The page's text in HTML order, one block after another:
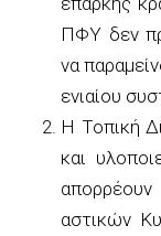
ΠΦΥ δεν
να
ενιαίου
Η Τοπική
και
αστικών